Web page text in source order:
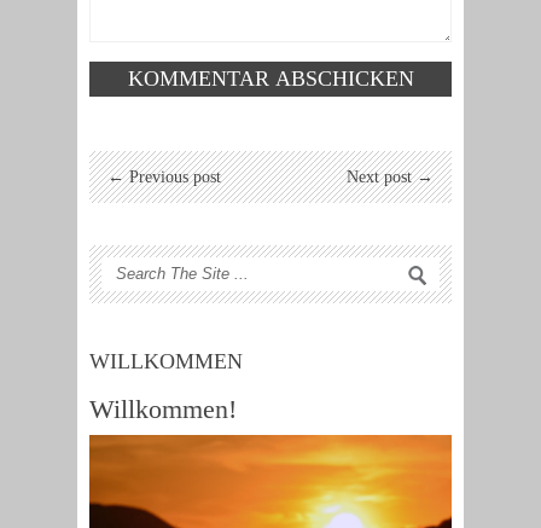
← Previous post Next post →
WILLKOMMEN
Willkommen!